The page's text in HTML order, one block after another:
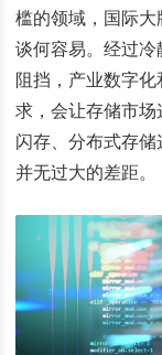
槛的领域，国际
谈何容易。经过
阻挡，产业数字
求，会让存储市
闪存、分布式存
并无过大的差距。